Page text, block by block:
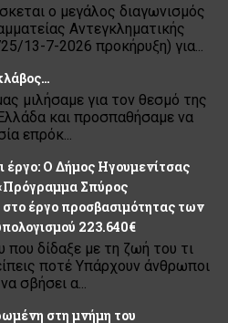
ο μεγάλος διαγωνισμός
Αντεγκληματικής
13-7-2026 προκήρυξη) για...
μιλήσαμε για τον θεσμό της
και προσπαθήσαμε να
επρόκ...
έργο: Ο Δήμος Ηγουμενίτσας
Σπύρος
έργο προσβασιμότητας των
223.640€
δίδαξε με τη ζωή του τι
ποτέ Υπάρχουν άνθρωποι
σβήσει α...
στη μνήμη του